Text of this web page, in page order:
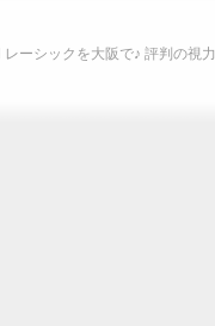
レーシックを大阪で♪ 評判の視